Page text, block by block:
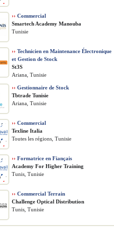
›› Commercial
Smartech Academy Manouba
Tunisie
›› Technicien en Maintenance Électronique
et Gestion de Stock
St3S
Ariana, Tunisie
›› Gestionnaire de Stock
Tbtrade Tunisie
Ariana, Tunisie
›› Commercial
Texline Italia
Toutes les régions, Tunisie
›› Formatrice en Fiançais
Academy For Higher Training
Tunis, Tunisie
›› Commercial Terrain
Challenge Optical Distribution
Tunis, Tunisie